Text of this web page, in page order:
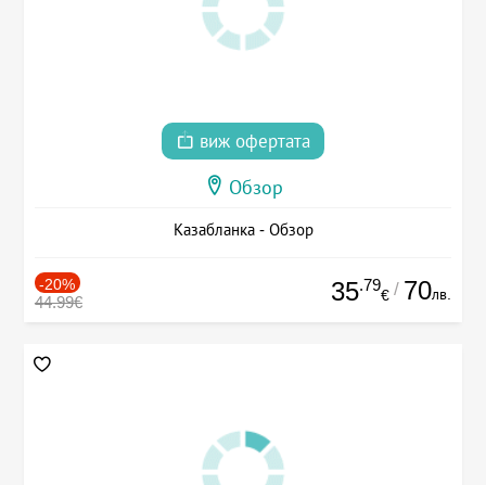
виж офертата
Обзор
Казабланка - Обзор
-20%
44.99€ 35.79
€ / 70лв.